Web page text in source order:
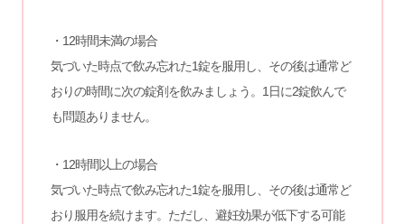
・12時間未満の場合
気づいた時点で飲み忘れた1錠を服用し、その後は通常ど
おりの時間に次の錠剤を飲みましょう。1日に2錠飲んで
も問題ありません。
・12時間以上の場合
気づいた時点で飲み忘れた1錠を服用し、その後は通常ど
おり服用を続けます。ただし、避妊効果が低下する可能